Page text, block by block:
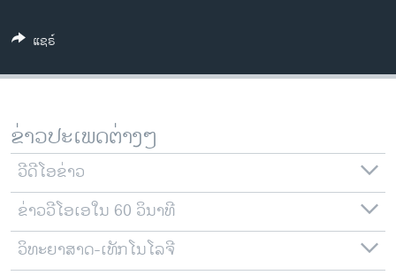
ສຽງ
ລາຍການກະຈາຍສຽງ
ຕິດຕາມພວກເຮົາ ທີ່
ພາສາຕ່າງໆ
ແຊຣ໌
ຂ່າວປະເພດຕ່າງໆ
ວີດີໂອຂ່າວ
ຂ່າວວີໂອເອໃນ 60 ວິນາທີ
ວິທະຍາສາດ-ເທັກໂນໂລຈີ